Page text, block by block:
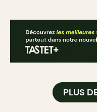
PLUS